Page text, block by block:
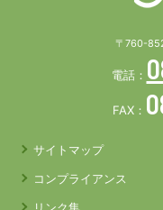
〒760-
電話：
FAX：
サイトマップ
コンプライアンス
リンク集